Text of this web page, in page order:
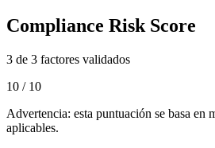
Compliance Risk Score
3 de 3 factores validados
10 / 10
Advertencia: esta puntuación se basa en
aplicables.